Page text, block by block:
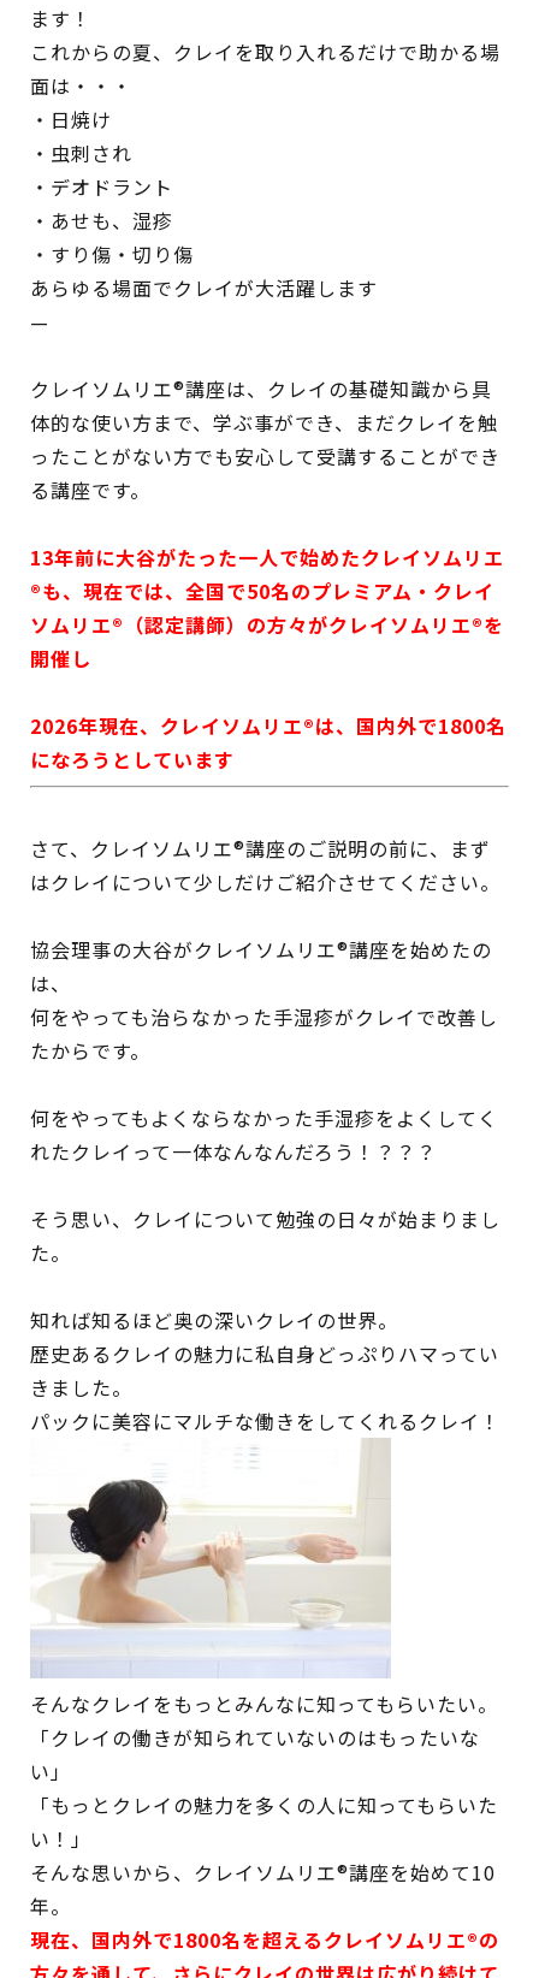
ます！
これからの夏、クレイを取り入れるだけで助かる場
面は・・・
・日焼け
・虫刺され
・デオドラント
・あせも、湿疹
・すり傷・切り傷
あらゆる場面でクレイが大活躍します
—
クレイソムリエ®講座は、クレイの基礎知識から具
体的な使い方まで、学ぶ事ができ、まだクレイを触
ったことがない方でも安心して受講することができ
る講座です。
13年前に大谷がたった一人で始めたクレイソムリエ
®も、現在では、全国で50名のプレミアム・クレイ
ソムリエ®（認定講師）の方々がクレイソムリエ®を
開催し
2026年現在、クレイソムリエ®は、国内外で1800名
になろうとしています
さて、クレイソムリエ®講座のご説明の前に、まず
はクレイについて少しだけご紹介させてください。
協会理事の大谷がクレイソムリエ®講座を始めたの
は、
何をやっても治らなかった手湿疹がクレイで改善し
たからです。
何をやってもよくならなかった手湿疹をよくしてく
れたクレイって一体なんなんだろう！？？？
そう思い、クレイについて勉強の日々が始まりまし
た。
知れば知るほど奥の深いクレイの世界。
歴史あるクレイの魅力に私自身どっぷりハマってい
きました。
パックに美容にマルチな働きをしてくれるクレイ！
そんなクレイをもっとみんなに知ってもらいたい。
「クレイの働きが知られていないのはもったいな
い」
「もっとクレイの魅力を多くの人に知ってもらいた
い！」
そんな思いから、クレイソムリエ®講座を始めて10
年。
現在、国内外で1800名を超えるクレイソムリエ®︎の